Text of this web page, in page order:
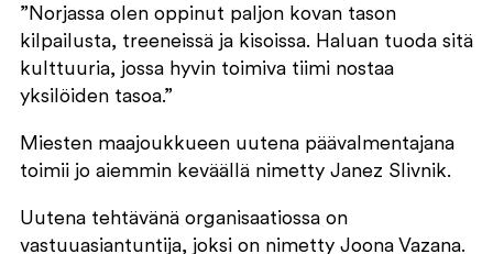
”Norjassa olen oppinut paljon kovan tason
kilpailusta, treeneissä ja kisoissa. Haluan tuoda sitä
kulttuuria, jossa hyvin toimiva tiimi nostaa
yksilöiden tasoa.”
Miesten maajoukkueen uutena päävalmentajana
toimii jo aiemmin keväällä nimetty Janez Slivnik.
Uutena tehtävänä organisaatiossa on
vastuuasiantuntija, joksi on nimetty Joona Vazana.